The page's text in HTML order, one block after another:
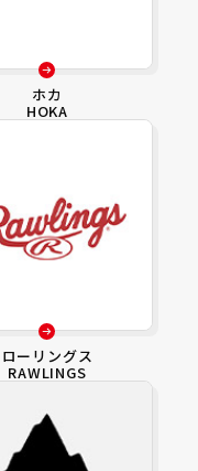
ホカ
HOKA
ローリングス
RAWLINGS